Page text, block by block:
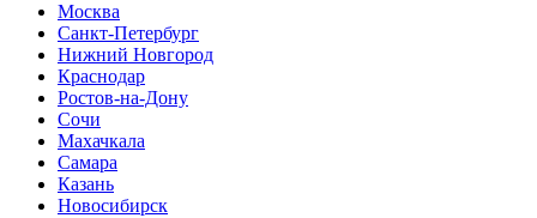
Москва
Санкт-Петербург
Нижний Новгород
Краснодар
Ростов-на-Дону
Сочи
Махачкала
Самара
Казань
Новосибирск